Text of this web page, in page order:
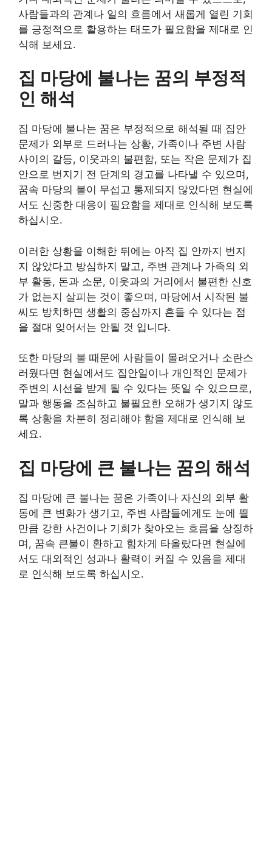
사람들과의 관계나 일의 흐름에서 새롭게 열린 기회
를 긍정적으로 활용하는 태도가 필요함을 제대로 인
식해 보세요.
집 마당에 불나는 꿈의 부정적
인 해석
집 마당에 불나는 꿈은 부정적으로 해석될 때 집안
문제가 외부로 드러나는 상황, 가족이나 주변 사람
사이의 갈등, 이웃과의 불편함, 또는 작은 문제가 집
안으로 번지기 전 단계의 경고를 나타낼 수 있으며,
꿈속 마당의 불이 무섭고 통제되지 않았다면 현실에
서도 신중한 대응이 필요함을 제대로 인식해 보도록
하십시오.
이러한 상황을 이해한 뒤에는 아직 집 안까지 번지
지 않았다고 방심하지 말고, 주변 관계나 가족의 외
부 활동, 돈과 소문, 이웃과의 거리에서 불편한 신호
가 없는지 살피는 것이 좋으며, 마당에서 시작된 불
씨도 방치하면 생활의 중심까지 흔들 수 있다는 점
을 절대 잊어서는 안될 것 입니다.
또한 마당의 불 때문에 사람들이 몰려오거나 소란스
러웠다면 현실에서도 집안일이나 개인적인 문제가
주변의 시선을 받게 될 수 있다는 뜻일 수 있으므로,
말과 행동을 조심하고 불필요한 오해가 생기지 않도
록 상황을 차분히 정리해야 함을 제대로 인식해 보
세요.
집 마당에 큰 불나는 꿈의 해석
집 마당에 큰 불나는 꿈은 가족이나 자신의 외부 활
동에 큰 변화가 생기고, 주변 사람들에게도 눈에 띌
만큼 강한 사건이나 기회가 찾아오는 흐름을 상징하
며, 꿈속 큰불이 환하고 힘차게 타올랐다면 현실에
서도 대외적인 성과나 활력이 커질 수 있음을 제대
로 인식해 보도록 하십시오.